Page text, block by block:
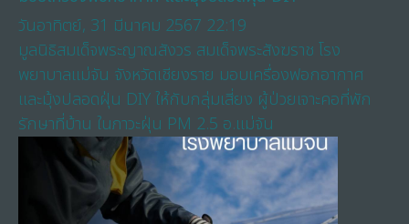
วันอาทิตย์, 31 มีนาคม 2567 22:19
มูลนิธิสมเด็จพระญาณสังวร สมเด็จพระสังฆราช โรง
พยาบาลแม่จัน จังหวัดเชียงราย มอบเครื่องฟอกอากาศ
และมุ้งปลอดฝุ่น DIY ให้กับกลุ่มเสี่ยง ผู้ป่วยเจาะคอที่พัก
รักษาที่บ้าน ในภาวะฝุ่น PM 2.5 อ.แม่จัน